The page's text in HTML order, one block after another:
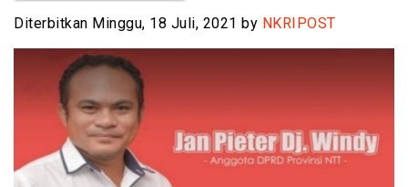
Diterbitkan Minggu, 18 Juli, 2021 by NKRIPOST